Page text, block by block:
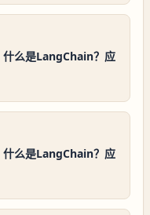
么是LangChain？应
么是LangChain？应